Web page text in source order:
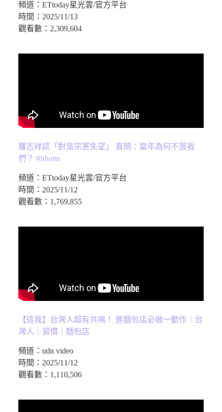
頻道： ETtoday星光雲/官方平台
時間： 2025/11/13
觀看數： 2,309,604
羅志祥認「對吳宗憲失望」 直問：當年為何不簽我
們？ #Shorts
頻道： ETtoday星光雲/官方平台
時間： 2025/11/12
觀看數： 1,769,855
【這我】台灣人超有共鳴！ 進麵包店必做一動作｜台
灣人｜習慣｜麵包店
頻道： udn video
時間： 2025/11/12
觀看數： 1,110,506